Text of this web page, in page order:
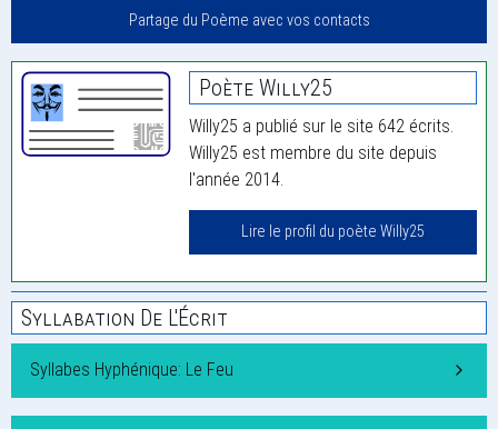
Partage du Poème avec vos contacts
Poète Willy25
Willy25 a publié sur le site 642 écrits.
Willy25 est membre du site depuis
l'année 2014.
Lire le profil du poète Willy25
Syllabation De L'Écrit
Syllabes Hyphénique: Le Feu